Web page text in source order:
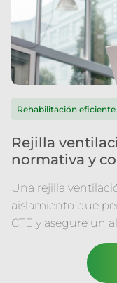
Rehabilitación eficiente
Rejilla
normativa y
Una rejilla
aislamiento que
CTE y asegure un